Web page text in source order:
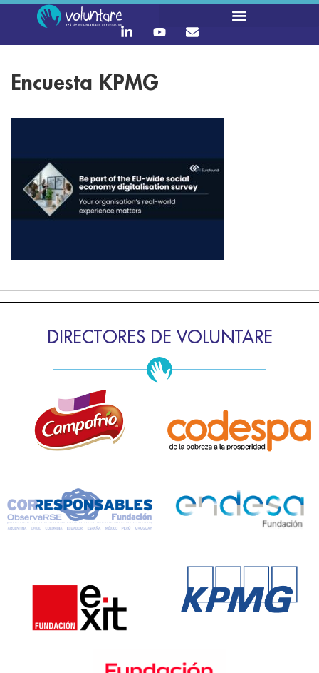
Encuesta KPMG
DIRECTORES DE VOLUNTARE